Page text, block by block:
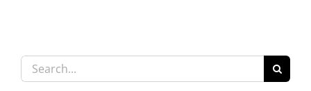
Search
for: